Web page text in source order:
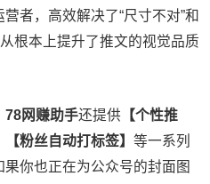
者，高效解决了“尺寸不对”和
根本上提升了推文的视觉品质
78网赚助手还提供 【个性推
粉丝自动打标签】 等一系列
你也正在为公众号的封面图